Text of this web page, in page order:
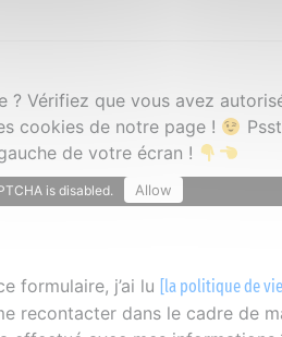
Vérifiez que vous avez
cookies de notre page !
de votre écran !
is disabled. Allow
formulaire, j’ai lu [la politique de
recontacter dans le cadre de